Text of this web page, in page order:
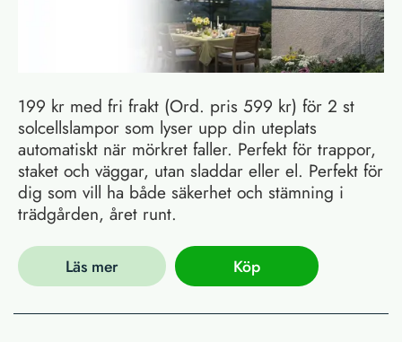
199 kr med fri frakt (Ord. pris 599 kr) för 2 st
solcellslampor som lyser upp din uteplats
automatiskt när mörkret faller. Perfekt för trappor,
staket och väggar, utan sladdar eller el. Perfekt för
dig som vill ha både säkerhet och stämning i
trädgården, året runt.
Läs mer Köp